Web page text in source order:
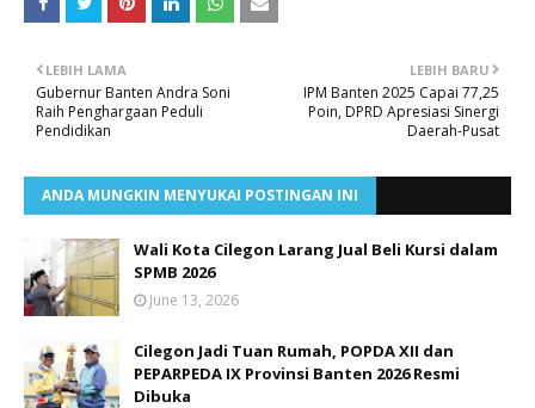
LEBIH BARU
IPM Banten 2025 Capai 77,25
Poin, DPRD Apresiasi Sinergi
Daerah-Pusat
LEBIH LAMA
Gubernur Banten Andra Soni
Raih Penghargaan Peduli
Pendidikan
ANDA MUNGKIN MENYUKAI POSTINGAN INI
Wali Kota Cilegon Larang Jual Beli Kursi dalam
SPMB 2026
June 13, 2026
Cilegon Jadi Tuan Rumah, POPDA XII dan
PEPARPEDA IX Provinsi Banten 2026 Resmi
Dibuka